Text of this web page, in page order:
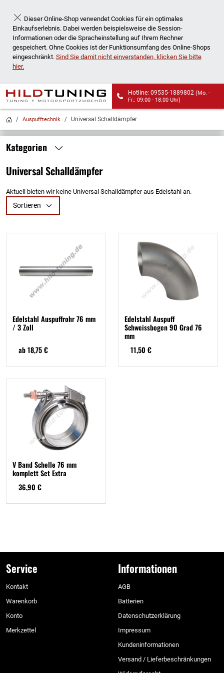
Schließen
Dieser Online-Shop verwendet Cookies für ein optimales
Einkaufserlebnis. Dabei werden beispielsweise die Session-
Informationen oder die Spracheinstellung auf Ihrem Rechner
gespeichert. Ohne Cookies ist der Funktionsumfang des Online-Shops
eingeschränkt. Sind Sie damit nicht einverstanden, klicken Sie bitte
hier.
Hotline: 09535-1889802(Mo. -
Fr.: 09:00 - 18:00 Uhr)
Wir liefern auch an
Auspufftechnik Universal Schalldämpfer
Kategorien
Universal Schalldämpfer
Aktuell bieten wir keine Universal Schalldämpfer aus Edelstahl an.
Sortieren
Edelstahl Auspuffrohr 76 mm
/ 3 Zoll
ab 18,75 €
Edelstahl Auspuff
Schweissbogen 90 Grad 76
mm
11,50 €
V Band Schelle 76 mm
komplett Set Extra
36,90 €
Service
Kontakt
Warenkorb
Konto
Merkzettel
Informationen
AGB
Batterien
Datenschutzerklärung
Impressum
Kundeninformationen
Versand / Lieferbeschränkungen